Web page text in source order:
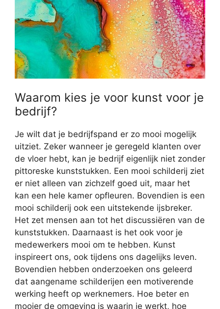
Waarom kies je voor kunst voor je
bedrijf?
Je wilt dat je bedrijfspand er zo mooi mogelijk
uitziet. Zeker wanneer je geregeld klanten over
de vloer hebt, kan je bedrijf eigenlijk niet zonder
pittoreske kunststukken. Een mooi schilderij ziet
er niet alleen van zichzelf goed uit, maar het
kan een hele kamer opfleuren. Bovendien is een
mooi schilderij ook een uitstekende ijsbreker.
Het zet mensen aan tot het discussiëren van de
kunststukken. Daarnaast is het ook voor je
medewerkers mooi om te hebben. Kunst
inspireert ons, ook tijdens ons dagelijks leven.
Bovendien hebben onderzoeken ons geleerd
dat aangename schilderijen een motiverende
werking heeft op werknemers. Hoe beter en
mooier de omgeving is waarin je werkt, hoe